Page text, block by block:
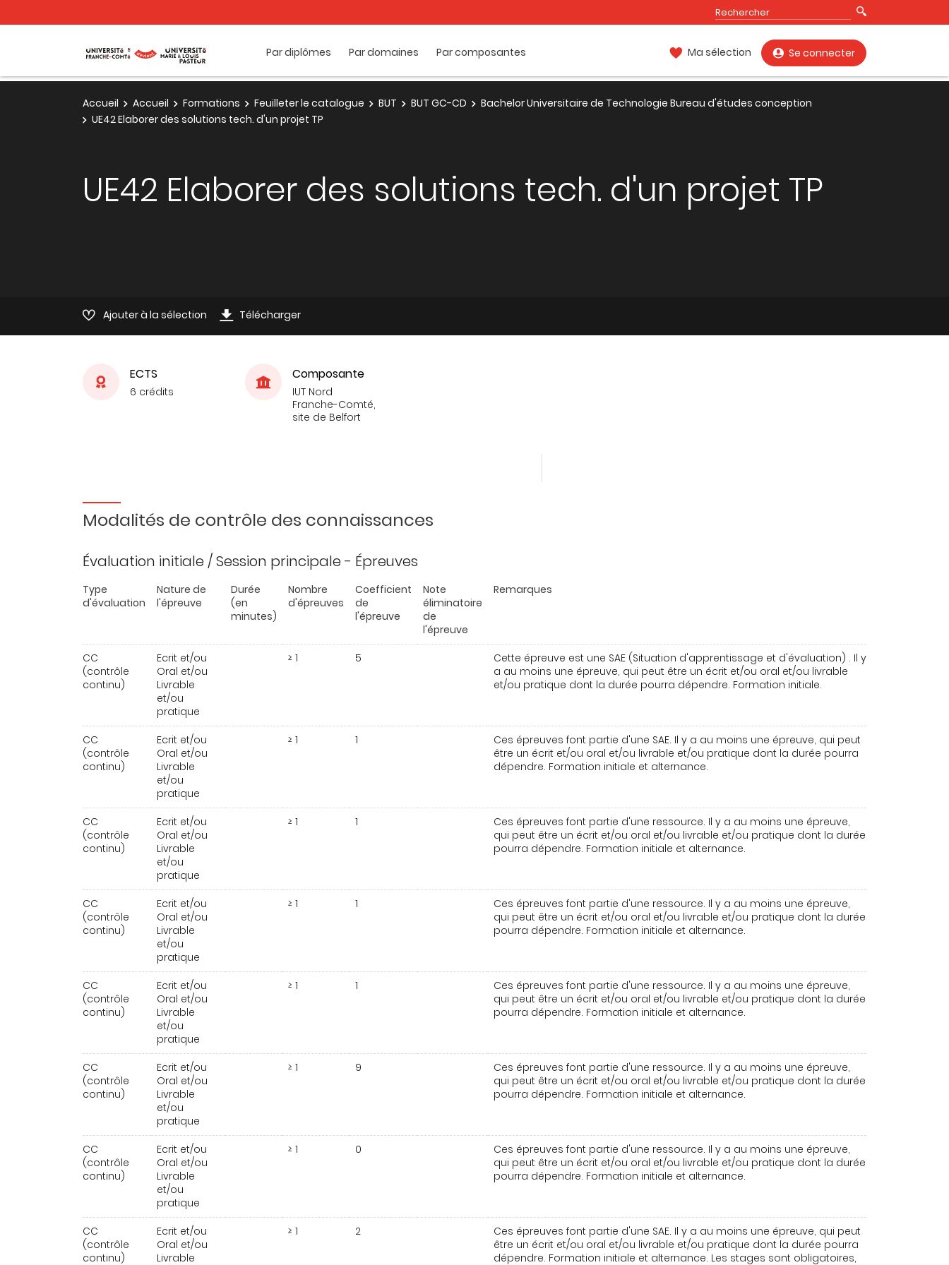
Par diplômes Par domaines Par composantes Ma sélection Se connecter
Accueil Accueil Formations Feuilleter le catalogue BUT BUT GC-CD
Bachelor Universitaire de Technologie Bureau d'études conception
UE42 Elaborer des solutions tech. d'un projet TP
UE42 Elaborer des solutions tech. d'un projet TP
Ajouter à la sélection Télécharger
ECTS
6 crédits
Composante
IUT Nord
Franche-Comté,
site de Belfort
Modalités de contrôle des connaissances
Évaluation initiale / Session principale - Épreuves
Type
d'évaluation
Nature de
l'épreuve
Durée
(en
minutes)
Nombre
d'épreuves
Coefficient
de
l'épreuve
Note
éliminatoire
de
l'épreuve
Remarques
CC
(contrôle
continu)
Ecrit et/ou
Oral et/ou
Livrable
et/ou
pratique
≥ 1 5
Cette épreuve est une SAE (Situation d'apprentissage et d'évaluation) . Il y
a au moins une épreuve, qui peut être un écrit et/ou oral et/ou livrable
et/ou pratique dont la durée pourra dépendre. Formation initiale.
CC
(contrôle
continu)
Ecrit et/ou
Oral et/ou
Livrable
et/ou
pratique
≥ 1 1
Ces épreuves font partie d'une SAE. Il y a au moins une épreuve, qui peut
être un écrit et/ou oral et/ou livrable et/ou pratique dont la durée pourra
dépendre. Formation initiale et alternance.
CC
(contrôle
continu)
Ecrit et/ou
Oral et/ou
Livrable
et/ou
pratique
≥ 1 1
Ces épreuves font partie d'une ressource. Il y a au moins une épreuve,
qui peut être un écrit et/ou oral et/ou livrable et/ou pratique dont la durée
pourra dépendre. Formation initiale et alternance.
CC
(contrôle
continu)
Ecrit et/ou
Oral et/ou
Livrable
et/ou
pratique
≥ 1 1
Ces épreuves font partie d'une ressource. Il y a au moins une épreuve,
qui peut être un écrit et/ou oral et/ou livrable et/ou pratique dont la durée
pourra dépendre. Formation initiale et alternance.
CC
(contrôle
continu)
Ecrit et/ou
Oral et/ou
Livrable
et/ou
pratique
≥ 1 1
Ces épreuves font partie d'une ressource. Il y a au moins une épreuve,
qui peut être un écrit et/ou oral et/ou livrable et/ou pratique dont la durée
pourra dépendre. Formation initiale et alternance.
CC
(contrôle
continu)
Ecrit et/ou
Oral et/ou
Livrable
et/ou
pratique
≥ 1 9
Ces épreuves font partie d'une ressource. Il y a au moins une épreuve,
qui peut être un écrit et/ou oral et/ou livrable et/ou pratique dont la durée
pourra dépendre. Formation initiale et alternance.
CC
(contrôle
continu)
Ecrit et/ou
Oral et/ou
Livrable
et/ou
pratique
≥ 1 0
Ces épreuves font partie d'une ressource. Il y a au moins une épreuve,
qui peut être un écrit et/ou oral et/ou livrable et/ou pratique dont la durée
pourra dépendre. Formation initiale et alternance.
CC
(contrôle
continu)
Ecrit et/ou
Oral et/ou
Livrable
≥ 1 2
Ces épreuves font partie d'une SAE. Il y a au moins une épreuve, qui peut
être un écrit et/ou oral et/ou livrable et/ou pratique dont la durée pourra
dépendre. Formation initiale et alternance. Les stages sont obligatoires,